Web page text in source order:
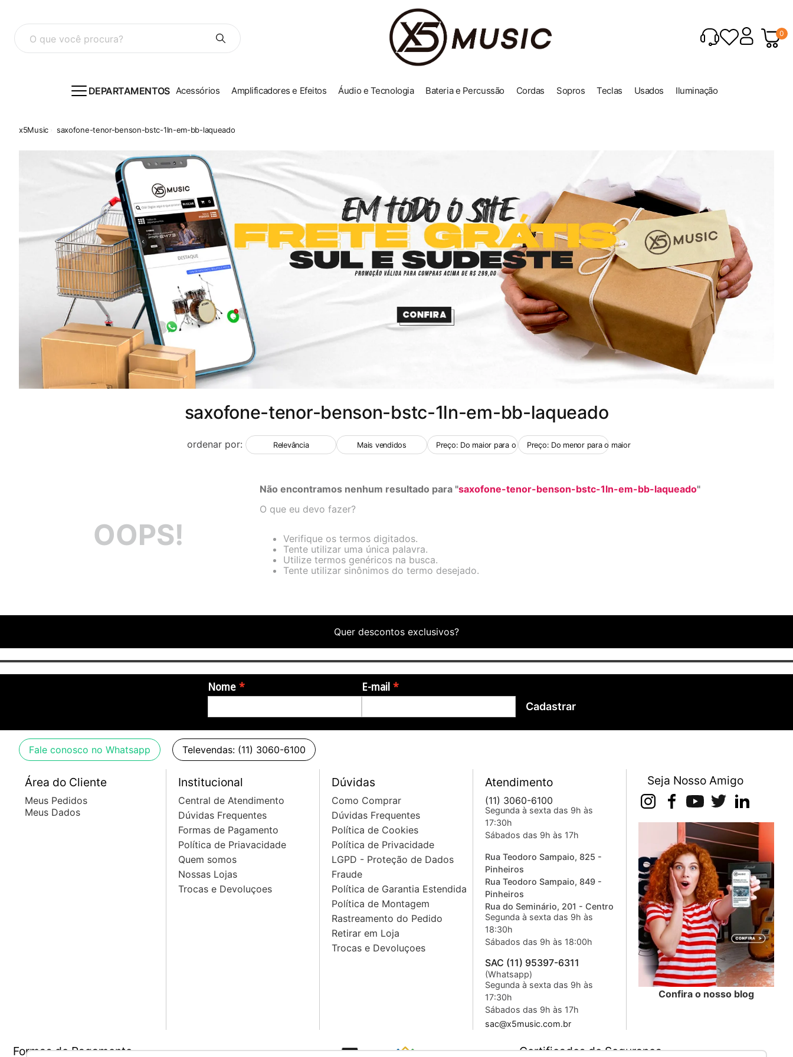
O que você procura? 0
DEPARTAMENTOS Acessórios Amplificadores e Efeitos Áudio e Tecnologia Bateria e Percussão Cordas Sopros Teclas Usados Iluminação
saxofone-tenor-benson-bstc-1ln-em-bb-laqueado
saxofone-tenor-benson-bstc-1ln-em-bb-laqueado
ordenar por: Relevância Mais vendidos Preço: Do maior para o menorPreço: Do menor para o maior
OOPS!
Não encontramos nenhum resultado para "saxofone-tenor-benson-bstc-1ln-em-bb-laqueado"
O que eu devo fazer?
Verifique os termos digitados.
Tente utilizar uma única palavra.
Utilize termos genéricos na busca.
Tente utilizar sinônimos do termo desejado.
Quer descontos exclusivos?
Nome E-mail
Cadastrar
Fale conosco no Whatsapp Televendas: (11) 3060-6100
Área do Cliente
Meus Pedidos
Meus Dados
Institucional
Central de Atendimento
Dúvidas Frequentes
Formas de Pagamento
Política de Priavacidade
Quem somos
Nossas Lojas
Trocas e Devoluçoes
Dúvidas
Como Comprar
Dúvidas Frequentes
Política de Cookies
Política de Privacidade
LGPD - Proteção de Dados
Fraude
Política de Garantia Estendida
Política de Montagem
Rastreamento do Pedido
Retirar em Loja
Trocas e Devoluçoes
Atendimento
(11) 3060-6100
Segunda à sexta das 9h às
17:30h
Sábados das 9h às 17h
Rua Teodoro Sampaio, 825 -
Pinheiros
Rua Teodoro Sampaio, 849 -
Pinheiros
Rua do Seminário, 201 - Centro
Segunda à sexta das 9h às
18:30h
Sábados das 9h às 18:00h
SAC (11) 95397-6311
(Whatsapp)
Segunda à sexta das 9h às
17:30h
Sábados das 9h às 17h
sac@x5music.com.br
Seja Nosso Amigo
Confira o nosso blog
Formas de Pagamento Certificados de Segurança